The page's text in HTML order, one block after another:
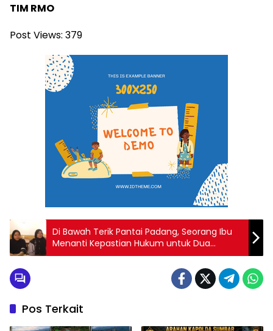
TIM RMO
Post Views: 379
Di Bawah Terik Pantai Padang, Seorang Ibu
Menanti Kepastian Hukum untuk Dua
Putranya
Pos Terkait